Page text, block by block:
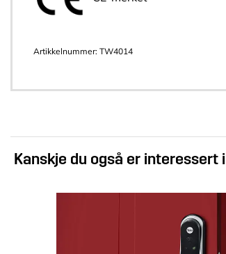
Artikkelnummer: TW4014
Kanskje du også er interessert i